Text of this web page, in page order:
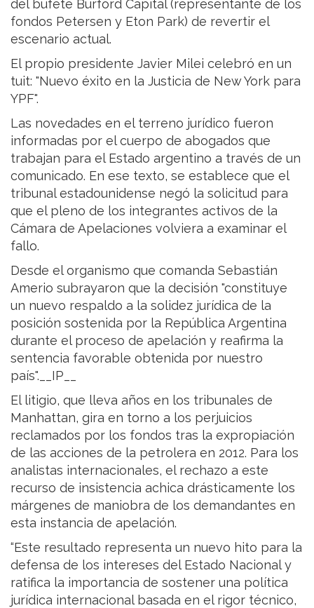
del bufete Burford Capital (representante de los
fondos Petersen y Eton Park) de revertir el
escenario actual.
El propio presidente Javier Milei celebró en un
tuit: "Nuevo éxito en la Justicia de New York para
YPF".
Las novedades en el terreno jurídico fueron
informadas por el cuerpo de abogados que
trabajan para el Estado argentino a través de un
comunicado. En ese texto, se establece que el
tribunal estadounidense negó la solicitud para
que el pleno de los integrantes activos de la
Cámara de Apelaciones volviera a examinar el
fallo.
Desde el organismo que comanda Sebastián
Amerio subrayaron que la decisión "constituye
un nuevo respaldo a la solidez jurídica de la
posición sostenida por la República Argentina
durante el proceso de apelación y reafirma la
sentencia favorable obtenida por nuestro
país".__IP__
El litigio, que lleva años en los tribunales de
Manhattan, gira en torno a los perjuicios
reclamados por los fondos tras la expropiación
de las acciones de la petrolera en 2012. Para los
analistas internacionales, el rechazo a este
recurso de insistencia achica drásticamente los
márgenes de maniobra de los demandantes en
esta instancia de apelación.
“Este resultado representa un nuevo hito para la
defensa de los intereses del Estado Nacional y
ratifica la importancia de sostener una política
jurídica internacional basada en el rigor técnico,